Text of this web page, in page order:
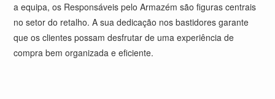
a equipa, os Responsáveis pelo Armazém são figuras centrais
no setor do retalho. A sua dedicação nos bastidores garante
que os clientes possam desfrutar de uma experiência de
compra bem organizada e eficiente.